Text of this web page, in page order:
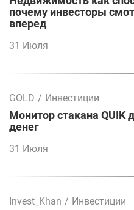
почему инвесторы
вперед
31 Июля
GOLD / Инвестиции
Монитор стакана QUIK
денег
31 Июля
Invest_Khan / Инвестиции